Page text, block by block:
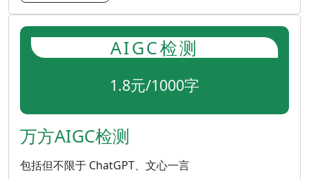
AIGC检测
1.8元/1000字
万方AIGC检测
包括但不限于 ChatGPT、文心一言